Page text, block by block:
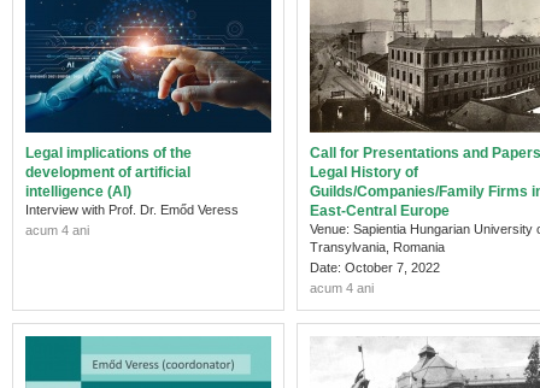
Legal implications of the
development of artificial
intelligence (AI)
Interview with Prof. Dr. Emőd Veress
acum 4 ani
Call for Presentations and
Legal History of
Guilds/Companies/Family Firms
East-Central Europe
Venue: Sapientia Hungarian University
Transylvania, Romania
Date: October 7, 2022
acum 4 ani